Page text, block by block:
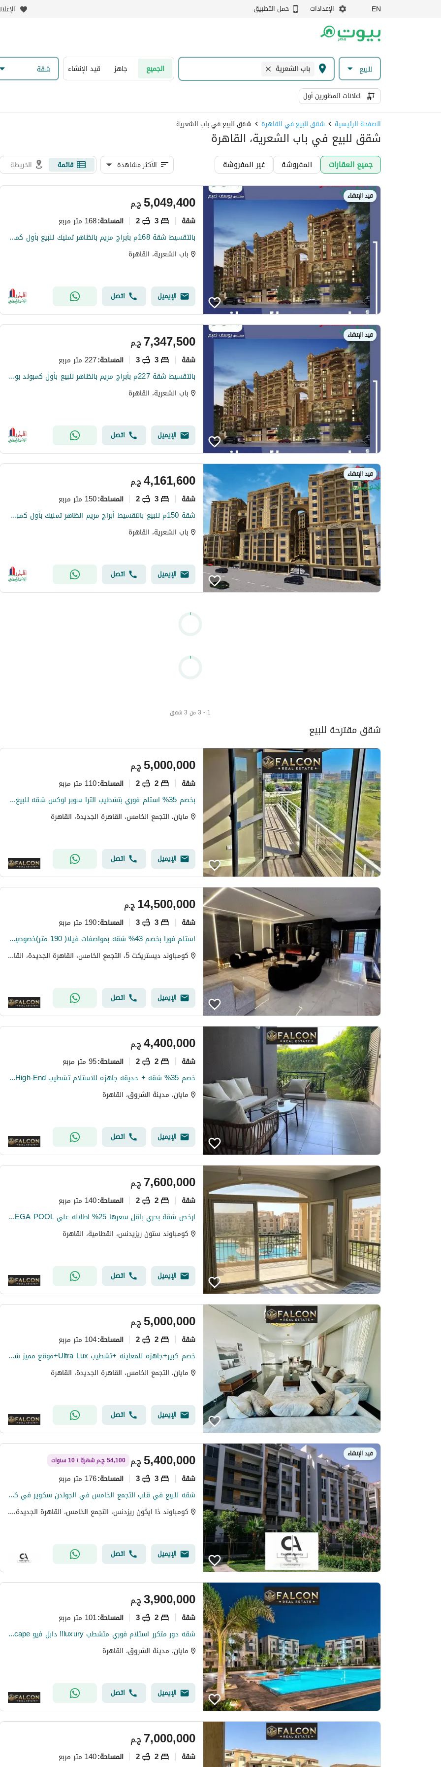
EN الإعدادات حمل التطبيق
للبيع باب الشعرية الجميع جاهز قيد الإنشاء شقة
اعلانات المطورين أول
الصفحة الرئيسية شقق للبيع في القاهرة شقق للبيع في باب الشعرية
شقق للبيع في باب الشعرية، القاهرة
جميع العقارات المفروشة غير المفروشة الأكثر مشاهدة قائمة الخريطة
قيد الإنشاء
ج.م5,049,400
شقة 3
2 المساحة:168 متر مربع
بالتقسيط شقة 168م بأبراج مريم بالظاهر تمليك للبيع بأول كمبوند بوسط البلد
باب الشعرية، القاهرة
الإيميل اتصل
قيد الإنشاء
ج.م7,347,500
شقة 3
3 المساحة:227 متر مربع
بالتقسيط شقة 227م بأبراج مريم بالظاهر للبيع بأول كمبوند بوسط البلد
باب الشعرية، القاهرة
الإيميل اتصل
قيد الإنشاء
ج.م4,161,600
شقة 3
2 المساحة:150 متر مربع
شقة 150م للبيع بالتقسيط أبراج مريم الظاهر تمليك بأول كمبوند بوسط البلد
باب الشعرية، القاهرة
الإيميل اتصل
1 - 3 من 3 شقق
شقق مقترحة للبيع
ج.م5,000,000
شقة 2
2 المساحة:110 متر مربع
بخصم 35% استلم فوري بتشطيب الترا سوبر لوكس شقه للبيع في التجمع الخامس كمبوند مايان Mayan new cairo امام الرحاب بجوار كريك تاون والمطار دقائق من AUC
مايان، التجمع الخامس، القاهرة الجديدة، القاهرة
الإيميل اتصل
ج.م14,500,000
شقة 3
3 المساحة:190 متر مربع
استلم فورا بخصم 43% شقه بمواصفات فيلا( 190 متر)خصوصيه 100% للبيع في ديستريكت 5 - District 5 التجمع الخامس دقائق من ميفيدا وهايد بارك وماونتن فيو
كومباوند ديستريكت 5، التجمع الخامس، القاهرة الجديدة، القاهرة
الإيميل اتصل
ج.م4,400,000
شقة 2
2 المساحة:95 متر مربع
خصم 35% شقه + حديقه جاهزه للاستلام تشطيب High-End كمبوند مايان - Mayan اميز Destination في الشروق وعلي طريق السويس امام مدينتي بجوار حسن علام و وصالخ
مايان، مدينة الشروق، القاهرة
الإيميل اتصل
ج.م7,600,000
شقة 2
2 المساحة:140 متر مربع
ارخص شقة بحري باقل سعرها 25% اطلاله علي MEGA POOL كمبوند ستون ريزيدنس التجمع الخامس | Stone Residence دقايق الي ماونتن فيو و ميفيدا و بالم هيلز و AUC
كومباوند ستون ريزيدنس، القطامية، القاهرة
الإيميل اتصل
ج.م5,000,000
شقة 2
2 المساحة:104 متر مربع
خصم كبير+جاهزه للمعاينه +تشطيب Ultra Lux+موقع مميز شقه للبيع في كمبوند مايان التجمع الخامس بين سوان ليك حسن علام و LMD دقايق من HYDE PARK & MIVIDA
مايان، التجمع الخامس، القاهرة الجديدة، القاهرة
الإيميل اتصل
قيد الإنشاء
ج.م5,400,000 54,100 ج.م شهريًا / 10 سنوات
شقة 3
3 المساحة:176 متر مربع
شقه للبيع في قلب التجمع الخامس في الجولدن سكوير في كمبوند ايكون مقدم 5% وقسط علي 10 سنوات مع خصم كاش 35% | * Icon *
كومباوند ذا ايكون ريزدنس، التجمع الخامس، القاهرة الجديدة، القاهرة
الإيميل اتصل
ج.م3,900,000
شقة 2
3 المساحة:101 متر مربع
شقه دور متكرر استلام فوري متشطب luxury!! دابل فيو pool+land scape تقسيمه رائعه باسهل خطط سداد بدون ضغط وتقسيط 10سـ بجوا لافيستا باتيو كازا + سوان ليك
مايان، مدينة الشروق، القاهرة
الإيميل اتصل
ج.م7,000,000
شقة 2
2 المساحة:140 متر مربع